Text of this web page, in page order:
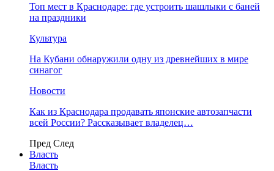
Топ мест в Краснодаре: где устроить шашлыки с баней
на праздники
Культура
На Кубани обнаружили одну из древнейших в мире
синагог
Новости
Как из Краснодара продавать японские автозапчасти
всей России? Рассказывает владелец…
Пред След
Власть
Власть